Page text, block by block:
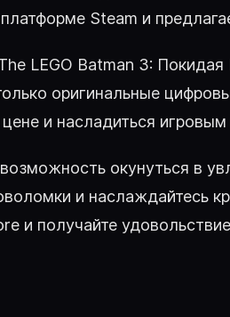
Steam и
LEGO Batman 3:
оригинальные
и насладиться
окунуться в
и наслаждайтесь
и получайте